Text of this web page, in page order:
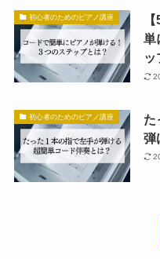
初心者のためのピアノ講座
単
ッ
初心者のためのピアノ講座
た
弾